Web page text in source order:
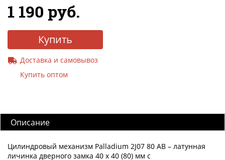
1 190 руб.
Купить
Доставка и самовывоз
Купить оптом
Описание
Цилиндровый механизм Palladium 2J07 80 AB – латунная
личинка дверного замка 40 x 40 (80) мм с